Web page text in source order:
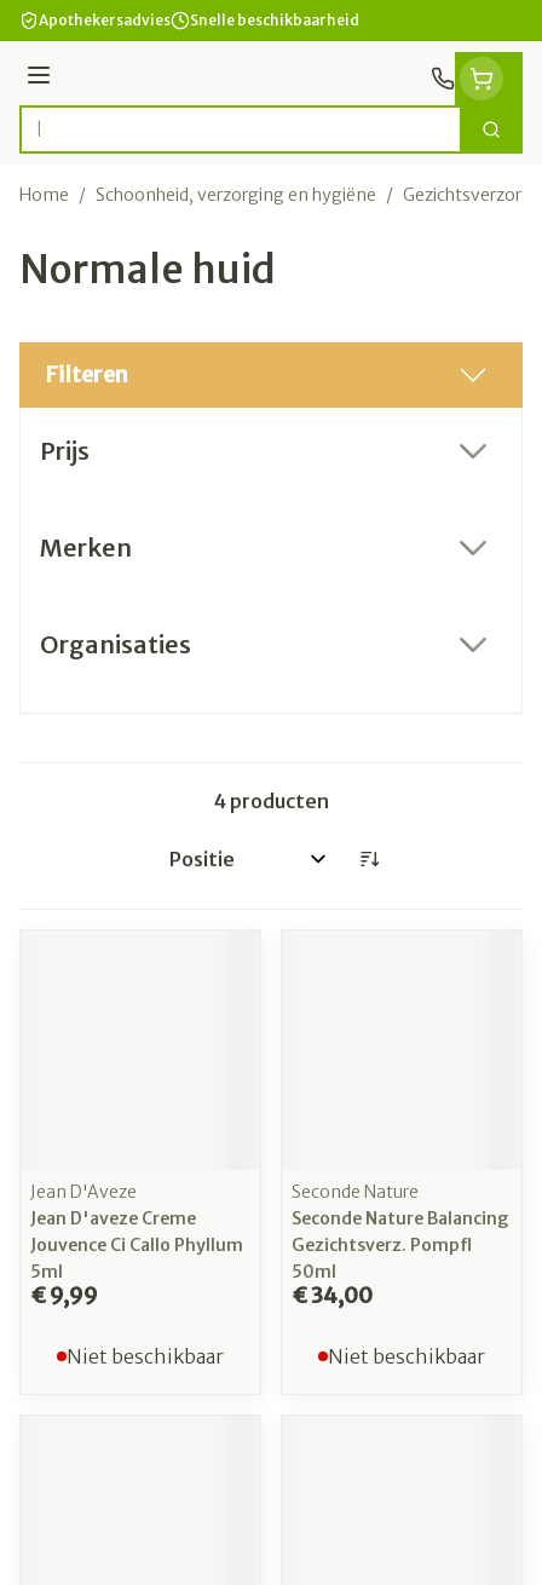
Ga naar de inhoud
Apothekersadvies Snelle beschikbaarheid
Menu
Product, merk, categorie... Zoek
Home / Schoonheid, verzorging en hygiëne /
Normale huid
Filteren
Prijs
Merken
Organisaties
4 producten
Sorteer op:
Jean D'Aveze
Jean D'aveze Creme
Jouvence Ci Callo Phyllum
5ml
€ 9,99
Niet beschikbaar
Seconde Nature
Seconde Nature Balancing
Gezichtsverz. Pompfl
50ml
€ 34,00
Niet beschikbaar